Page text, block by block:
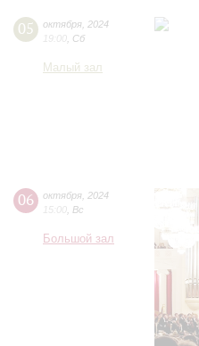
05 октября 2024
19:00 Сб
Малый зал
06 октября 2024
15:00 Вс
Большой зал